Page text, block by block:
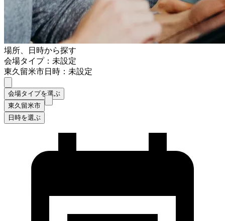
場所、日時から探す
会場タイプ：未設定
東久留米市日時：未設定
会場タイプを選ぶ
東久留米市
日時を選ぶ